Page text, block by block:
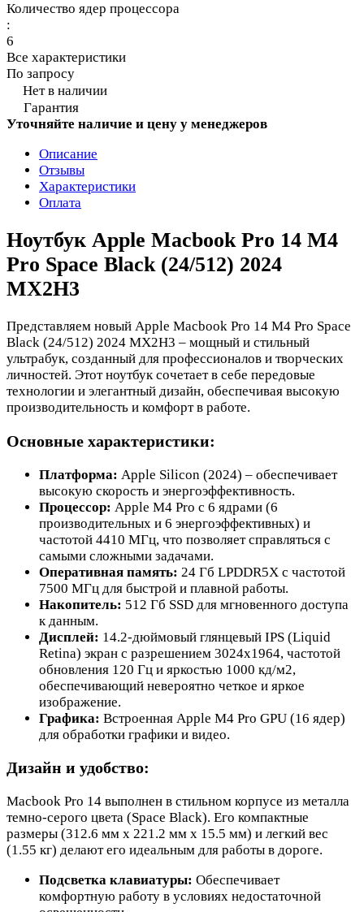
Количество ядер процессора
:
6
Все характеристики
По запросу
Нет в наличии
Гарантия
Уточняйте наличие и цену у менеджеров
Описание
Отзывы
Характеристики
Оплата
Ноутбук Apple Macbook Pro 14 M4
Pro Space Black (24/512) 2024
MX2H3
Представляем новый Apple Macbook Pro 14 M4 Pro Space
Black (24/512) 2024 MX2H3 – мощный и стильный
ультрабук, созданный для профессионалов и творческих
личностей. Этот ноутбук сочетает в себе передовые
технологии и элегантный дизайн, обеспечивая высокую
производительность и комфорт в работе.
Основные характеристики:
Платформа: Apple Silicon (2024) – обеспечивает
высокую скорость и энергоэффективность.
Процессор: Apple M4 Pro с 6 ядрами (6
производительных и 6 энергоэффективных) и
частотой 4410 МГц, что позволяет справляться с
самыми сложными задачами.
Оперативная память: 24 Гб LPDDR5X с частотой
7500 МГц для быстрой и плавной работы.
Накопитель: 512 Гб SSD для мгновенного доступа
к данным.
Дисплей: 14.2-дюймовый глянцевый IPS (Liquid
Retina) экран с разрешением 3024x1964, частотой
обновления 120 Гц и яркостью 1000 кд/м2,
обеспечивающий невероятно четкое и яркое
изображение.
Графика: Встроенная Apple M4 Pro GPU (16 ядер)
для обработки графики и видео.
Дизайн и удобство:
Macbook Pro 14 выполнен в стильном корпусе из металла
темно-серого цвета (Space Black). Его компактные
размеры (312.6 мм x 221.2 мм x 15.5 мм) и легкий вес
(1.55 кг) делают его идеальным для работы в дороге.
Подсветка клавиатуры: Обеспечивает
комфортную работу в условиях недостаточной